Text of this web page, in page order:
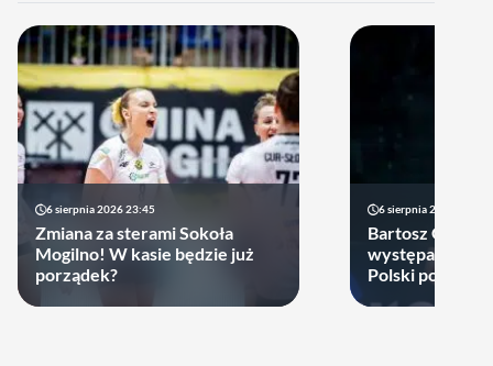
6 sierpnia 2026 23:45
Zmiana za sterami Sokoła
Mogilno! W kasie będzie już
porządek?
6 sierpnia 2026 17:40
Bartosz
występach w
Polski podjął